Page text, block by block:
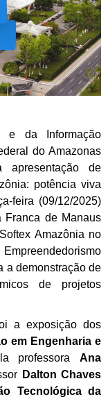
e da Informação
do Amazonas
de
potência viva
feira (09/12/2025)
Franca de Manaus
Amazônia no
a demonstração de
de projetos
a exposição dos
em Engenharia e
professoraAna
Dalton Chaves
Tecnológica da